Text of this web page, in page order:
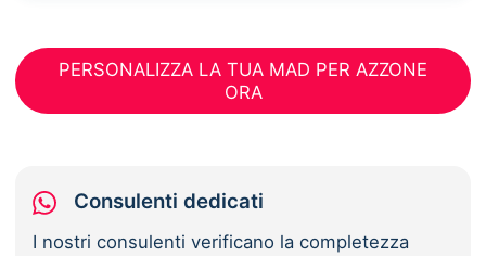
PERSONALIZZA LA TUA MAD PER AZZONE
ORA
Consulenti dedicati
I nostri consulenti verificano la completezza